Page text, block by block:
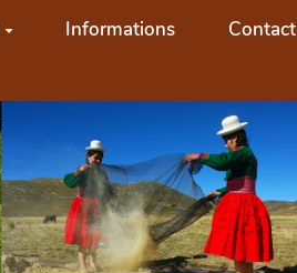
Informations Contact